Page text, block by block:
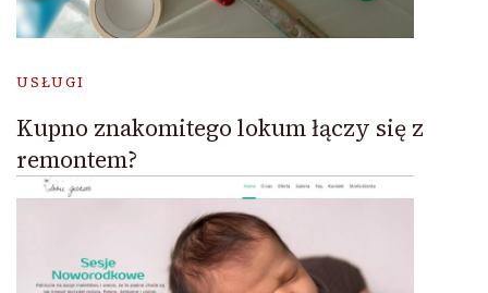
USŁUGI
Kupno znakomitego lokum łączy się z
remontem?